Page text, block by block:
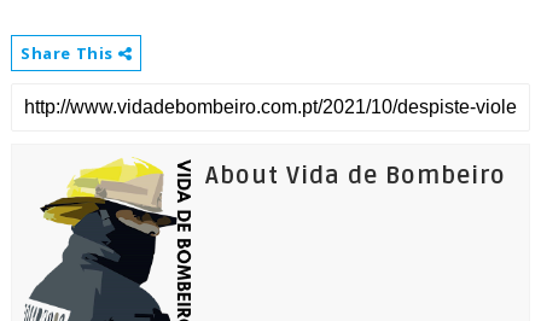
Share This
About Vida de Bombeiro